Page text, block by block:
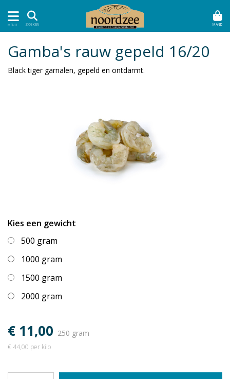
MENU ZOEKEN MAND
Gamba's rauw gepeld 16/20
Black tiger garnalen, gepeld en ontdarmt.
Kies een gewicht
500 gram
1000 gram
1500 gram
2000 gram
€ 11,00 250 gram
€ 44,00 per kilo